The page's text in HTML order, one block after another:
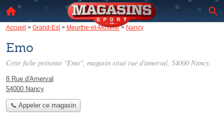
Accueil > Grand-Est> Meurthe-et-Moselle> Nancy
Emo
Cette fiche présente "Emo", magasin situé rue d'amerval, 54000 Nancy.
8 Rue d'Amerval
54000 Nancy
📞 Appeler ce magasin